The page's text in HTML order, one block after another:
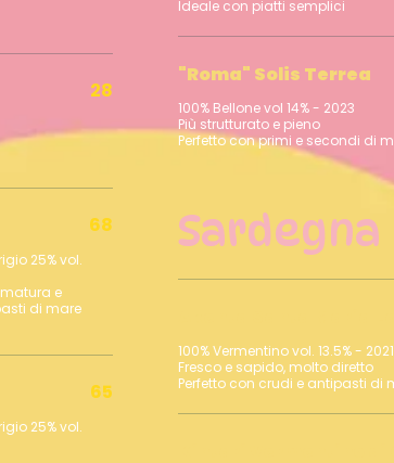
28
25% vol.
e
di mare
68
25% vol.
65
"Roma" Solis Terrea
100% Bellone vol 14% - 2023
Più strutturato e pieno
Sardegna
100% Vermentino vol. 13.5% - 2021
Fresco e sapido, molto diretto